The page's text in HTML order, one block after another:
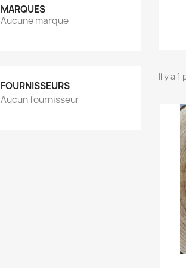
MARQUES
Aucune marque
FOURNISSEURS
Aucun fournisseur
Il y a